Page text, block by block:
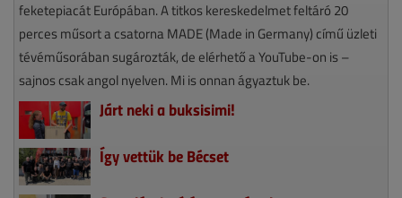
feketepiacát Európában. A titkos kereskedelmet feltáró 20
perces műsort a csatorna MADE (Made in Germany) című üzleti
tévéműsorában sugározták, de elérhető a YouTube-on is –
sajnos csak angol nyelven. Mi is onnan ágyaztuk be.
Járt neki a buksisimi!
Így vettük be Bécset